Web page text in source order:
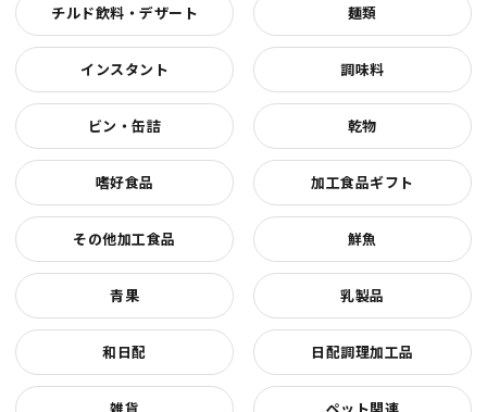
チルド飲料・デザート 麺類
インスタント 調味料
ビン・缶詰 乾物
嗜好食品 加工食品ギフト
その他加工食品 鮮魚
青果 乳製品
和日配 日配調理加工品